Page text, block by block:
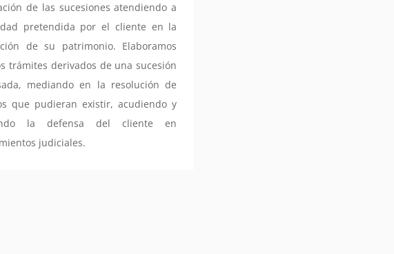
de las sucesiones atendiendo a
pretendida por el cliente en la
de su patrimonio. Elaboramos
trámites derivados de una sucesión
mediando en la resolución de
que pudieran existir, acudiendo y
la defensa del cliente en
judiciales.